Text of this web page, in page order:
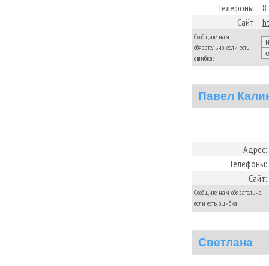
Телефоны: 8
Сайт:
Сообщите нам
обязательно, если есть
ошибка:
Павел
Адрес:
Телефоны:
Сайт:
Сообщите нам обязательно,
если есть ошибка:
Светлана